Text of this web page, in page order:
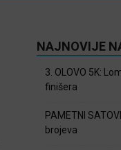
NAJNOVIJE
3. OLOVO 5K:
finišera
PAMETNI
brojeva